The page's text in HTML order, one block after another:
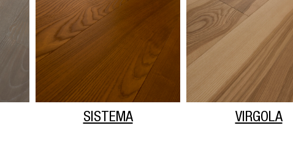
SISTEMA VIRGOLA